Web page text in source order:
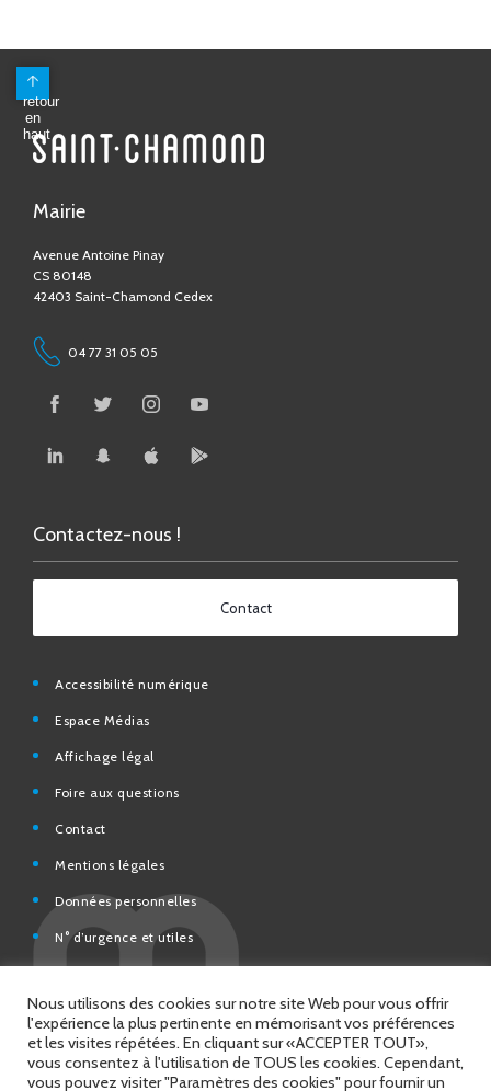
Mairie
Avenue Antoine Pinay
04 77 31 05 05
Contact
Accessibilité numérique
Charte de modération et de bonne conduite des Réseaux
sociaux de la Ville de Saint-Chamond
Nous utilisons des cookies sur notre site Web pour vous offrir
l'expérience la plus pertinente en mémorisant vos préférences
et les visites répétées. En cliquant sur «ACCEPTER TOUT»,
vous consentez à l'utilisation de TOUS les cookies. Cependant,
vous pouvez visiter "Paramètres des cookies" pour fournir un